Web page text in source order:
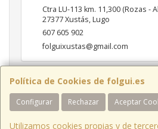
Política de Cookies de folgui.es
Configurar Rechazar Aceptar
Utilizamos cookies propias y de
Ctra LU-113 km. 11,300 (Rozas -
27377Xustás,Lugo
607 605 902
folguixustas@gmail.com
Horario
Lunes a viernes de 10:00 a 14:00 y
Sábados de 10:00 a 14:00 y de 16:00